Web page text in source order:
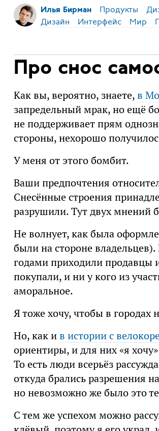
Илья Бирман Продукты
Дизайн Интерфейс Мир
Про снос
Как вы, вероятно, знаете,в
запредельный мрак, но ещё
не поддерживает прям
стороны, нехорошо
У меня от этого бомбит.
Ваши предпочтения
Снесённые строения
разрушили. Тут двух мнений
Не волнует, как была
были на стороне
годами приходили продавцы
покупали, и ни у кого из
аморальное.
Я тоже хочу, чтобы в городах
Но, как ив истории с
ориентиры, и для них «я
То есть люди всерьёз
откуда брались разрешения
но невозможно же было это
С тем же успехом можно